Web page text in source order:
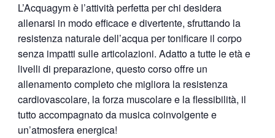
L’Acquagym è l’attività perfetta per chi desidera
allenarsi in modo efficace e divertente, sfruttando la
resistenza naturale dell’acqua per tonificare il corpo
senza impatti sulle articolazioni. Adatto a tutte le età e
livelli di preparazione, questo corso offre un
allenamento completo che migliora la resistenza
cardiovascolare, la forza muscolare e la flessibilità, il
tutto accompagnato da musica coinvolgente e
un’atmosfera energica!